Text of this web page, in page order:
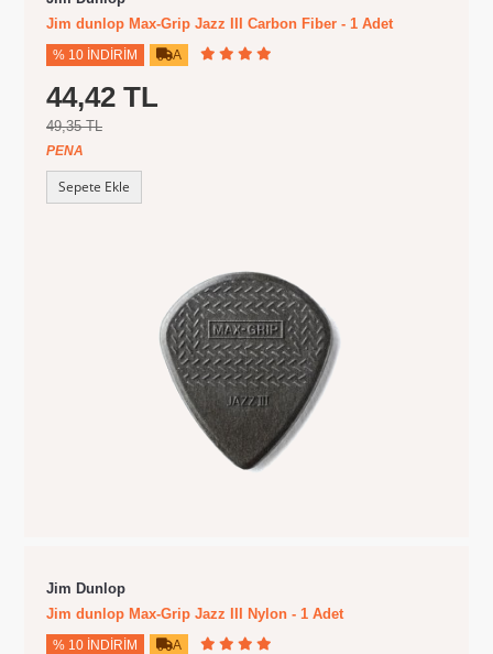
Jim dunlop Max-Grip Jazz III Carbon Fiber - 1 Adet
% 10 İNDIRIM A
44,42 TL
49,35 TL
PENA
Sepete Ekle
Jim Dunlop
Jim dunlop Max-Grip Jazz III Nylon - 1 Adet
% 10 İNDIRIM A